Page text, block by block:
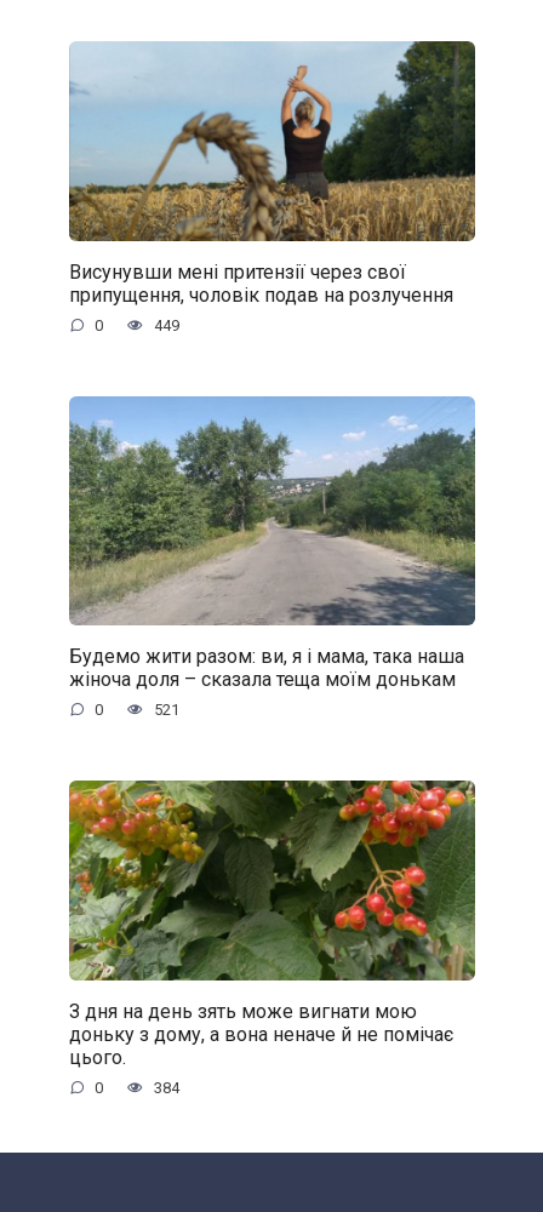
Висунувши мені притензії через свої
припущення, чоловік подав на розлучення
0 449
Будемо жити разом: ви, я і мама, така наша
жіноча доля – сказала теща моїм донькам
0 521
З дня на день зять може вигнати мою
доньку з дому, а вона неначе й не помічає
цього.
0 384